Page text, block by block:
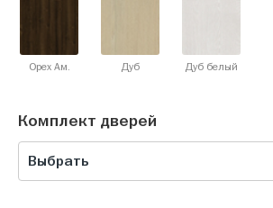
Орех Ам. Дуб Дуб белый
Комплект дверей
Выбрать